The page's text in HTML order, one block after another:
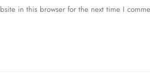
in this browser for the next time I